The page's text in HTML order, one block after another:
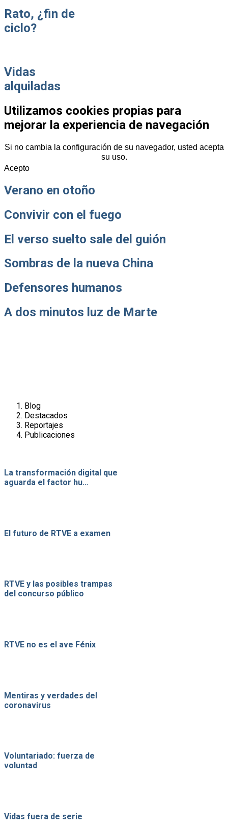
Rato, ¿fin de
ciclo?
Vidas
alquiladas
Utilizamos cookies propias para
mejorar la experiencia de navegación
Si no cambia la configuración de su navegador, usted acepta
su uso.
Acepto
Verano en otoño
Convivir con el fuego
El verso suelto sale del guión
Sombras de la nueva China
Defensores humanos
A dos minutos luz de Marte
Blog
Destacados
Reportajes
Publicaciones
La transformación digital que
aguarda el factor hu…
El futuro de RTVE a examen
RTVE y las posibles trampas
del concurso público
RTVE no es el ave Fénix
Mentiras y verdades del
coronavirus
Voluntariado: fuerza de
voluntad
Vidas fuera de serie